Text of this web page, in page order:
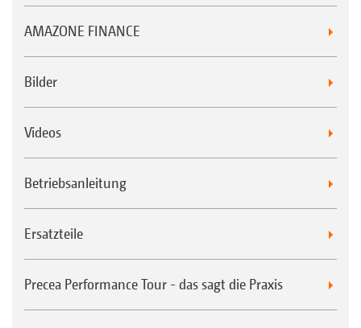
AMAZONE FINANCE
Bilder
Videos
Betriebsanleitung
Ersatzteile
Precea Performance Tour - das sagt die Praxis